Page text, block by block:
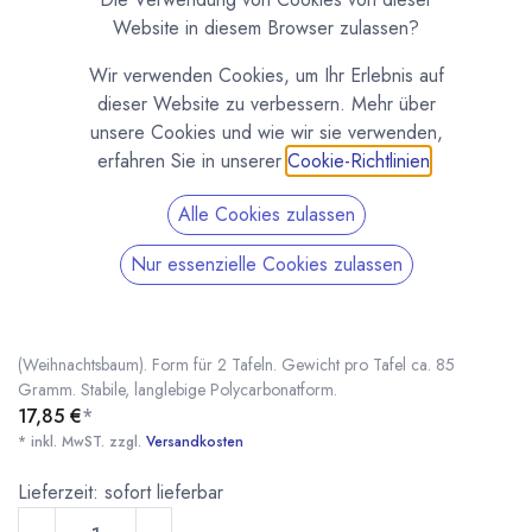
Tafelform Weihnachtsbaum / Tanne
(12008CW)
(Weihnachtsbaum). Form für 2 Tafeln. Gewicht pro Tafel ca. 85
Gramm. Stabile, langlebige Polycarbonatform.
17,85 €*
* inkl. MwST. zzgl. Versandkosten
Lieferzeit: sofort lieferbar
Website in diesem Browser zulassen?
Wir verwenden Cookies, um Ihr Erlebnis auf
dieser Website zu verbessern. Mehr über
unsere Cookies und wie wir sie verwenden,
erfahren Sie in unserer Cookie-Richtlinien
Alle Cookies zulassen
Nur essenzielle Cookies zulassen